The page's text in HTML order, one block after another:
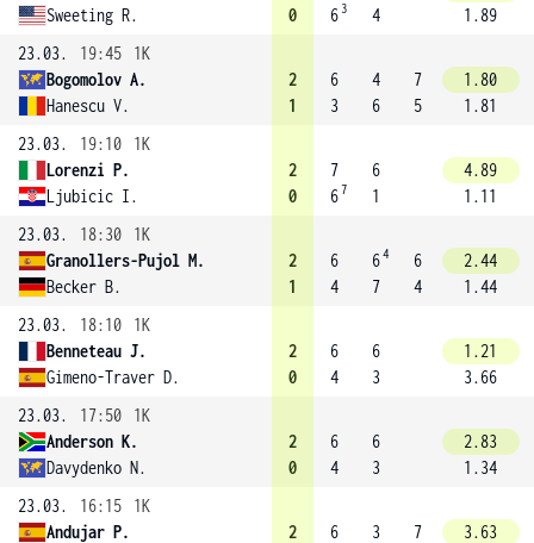
Sweeting R.
0
6 3
4
1.89
23.03.
19:45
1K
Bogomolov A.
Hanescu V.
2
1
6
3
4
6
7
5
1.80
1.81
23.03.
19:10
1K
Lorenzi P.
Ljubicic I.
2
0
7
67
6
1
4.89
1.11
23.03.
18:30
1K
Granollers-Pujol M.
Becker B.
2
1
6
4
64
7
6
4
2.44
1.44
23.03.
18:10
1K
Benneteau J.
Gimeno-Traver D.
2
0
6
4
6
3
1.21
3.66
23.03.
17:50
1K
Anderson K.
Davydenko N.
2
0
6
4
6
3
2.83
1.34
23.03.
16:15
1K
Andujar P.
2
6
3
7
3.63